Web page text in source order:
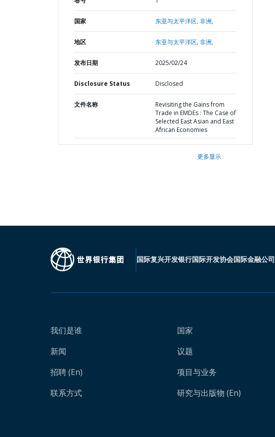
国家 东亚与太平洋区,非洲,
地区 东亚与太平洋区,非洲,
发布日期 2025/02/24
Disclosure Status Disclosed
文件名称
Revisiting the Gains from
Trade in EMDEs : The Case of
Selected East Asian and East
African Economies
更多显示
国际复兴开发银行国际开发协会国际金融公司
我们是谁
新闻
招聘 (En)
联系方式
国家
议题
项目与业务
研究与出版物 (En)